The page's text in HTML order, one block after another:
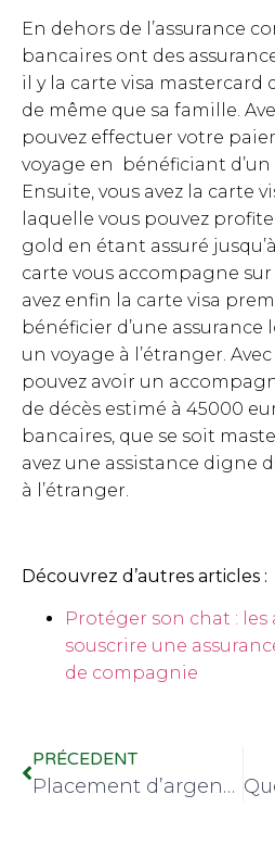
En dehors de l’assurance
bancaires ont des
il y la carte visa mastercard
de même que sa famille.
pouvez effectuer votre
voyage en bénéficiant
Ensuite, vous avez la carte
laquelle vous pouvez
gold en étant assuré
carte vous accompagne sur
avez enfin la carte visa
bénéficier d’une assurance
un voyage à l’étranger.
pouvez avoir un
de décès estimé à 45000
bancaires, que se soit
avez une assistance digne
à l’étranger.
Découvrez d’autres articles :
Protéger son chat : les
souscrire une
de compagnie
PRÉCEDENT
Placement d’argent en 2022 : dans quoi investir ?